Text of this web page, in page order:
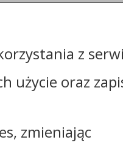
Informacje
z
użycie oraz
zmieniając